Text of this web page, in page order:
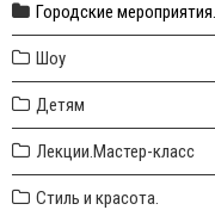
Городские мероприятия.
Шоу
Детям
Лекции.Мастер-класс
Стиль и красота.